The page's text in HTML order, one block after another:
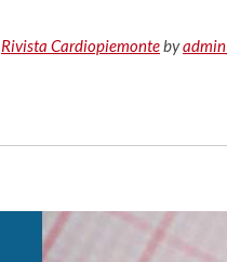
Rivista Cardiopiemonteby